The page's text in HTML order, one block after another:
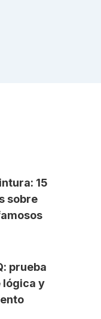
15
sobre
prueba
lógica y